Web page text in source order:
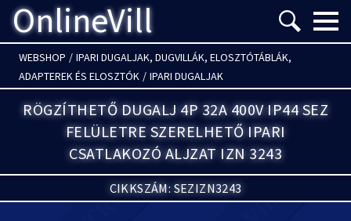
OnlineVill Menü
WEBSHOP / IPARI DUGALJAK, DUGVILLÁK, ELOSZTÓTÁBLÁK,
ADAPTEREK ÉS ELOSZTÓK / IPARI DUGALJAK
RÖGZÍTHETŐ DUGALJ 4P 32A 400V IP44 SEZ
FELÜLETRE SZERELHETŐ IPARI
CSATLAKOZÓ ALJZAT IZN 3243
CIKKSZÁM: SEZIZN3243